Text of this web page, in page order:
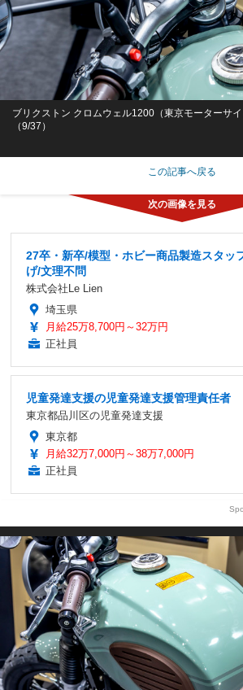
ブリクストン クロムウェル1200（東京モーターサイ
（9/37）
この記事へ戻る
27卒・新卒/模型・ホビー商品製造スタッ
げ/文理不問
株式会社Le Lien
埼玉県
月給25万8,700円～32万円
正社員
児童発達支援の児童発達支援管理責任者
東京都品川区の児童発達支援
東京都
月給32万7,000円～38万7,000円
正社員